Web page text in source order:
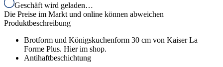
Geschäft wird geladen…
Die Preise im Markt und online können abweichen
Produktbeschreibung
Brotform und Königskuchenform 30 cm von Kaiser La
Forme Plus. Hier im shop.
Antihaftbeschichtung